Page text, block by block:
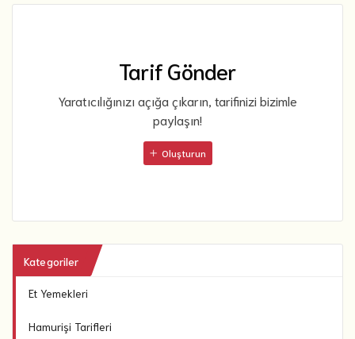
Tarif Gönder
Yaratıcılığınızı açığa çıkarın, tarifinizi bizimle
paylaşın!
Oluşturun
Kategoriler
Et Yemekleri
Hamurişi Tarifleri